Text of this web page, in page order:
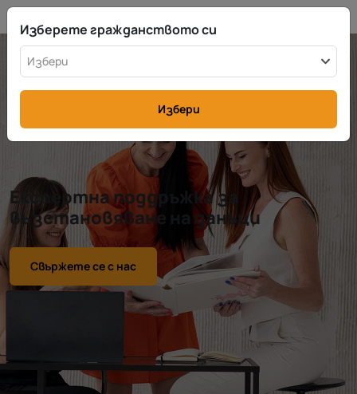
Експертна поддръжка за
възстановяване на данъци
Свържете се с нас
Изберете гражданството си
Избери
Избери